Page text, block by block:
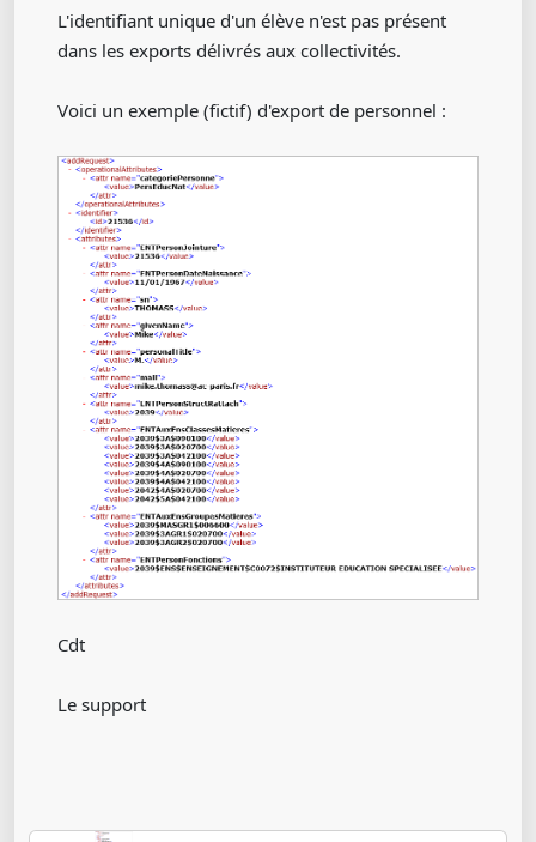
L'identifiant unique d'un élève n'est pas présent
dans les exports délivrés aux collectivités.
Voici un exemple (fictif) d'export de personnel :
Cdt
Le support